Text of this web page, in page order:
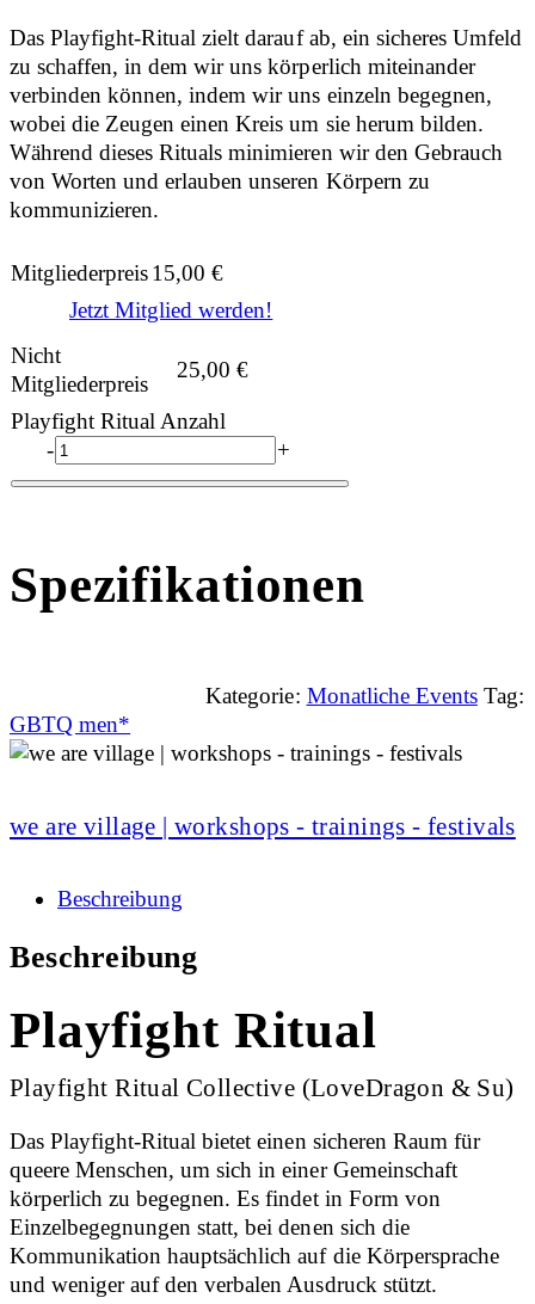
Das Playfight-Ritual zielt darauf ab, ein sicheres Umfeld
zu schaffen, in dem wir uns körperlich miteinander
verbinden können, indem wir uns einzeln begegnen,
wobei die Zeugen einen Kreis um sie herum bilden.
Während dieses Rituals minimieren wir den Gebrauch
von Worten und erlauben unseren Körpern zu
kommunizieren.
Mitgliederpreis15,00€
Jetzt Mitglied werden!
Nicht
Mitgliederpreis
25,00€
Playfight Ritual Anzahl
-
+
Spezifikationen
Kategorie: Monatliche Events Tag:
GBTQ men*
we are village | workshops - trainings - festivals
Beschreibung
Beschreibung
Playfight Ritual
Playfight Ritual Collective (LoveDragon & Su)
Das Playfight-Ritual bietet einen sicheren Raum für
queere Menschen, um sich in einer Gemeinschaft
körperlich zu begegnen. Es findet in Form von
Einzelbegegnungen statt, bei denen sich die
Kommunikation hauptsächlich auf die Körpersprache
und weniger auf den verbalen Ausdruck stützt.